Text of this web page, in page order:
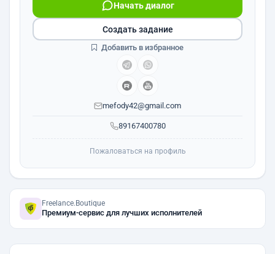
89167400780
Начать диалог
mefody42@gmail.com
Создать задание
Добавить в избранное
Пожаловаться на профиль
Freelance.Boutique
Премиум-сервис для лучших исполнителей